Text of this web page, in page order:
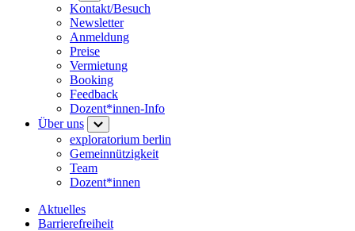
Kontakt/Besuch
Newsletter
Anmeldung
Preise
Vermietung
Booking
Feedback
Dozent*innen-Info
Über uns
exploratorium berlin
Gemeinnützigkeit
Team
Dozent*innen
Aktuelles
Barrierefreiheit